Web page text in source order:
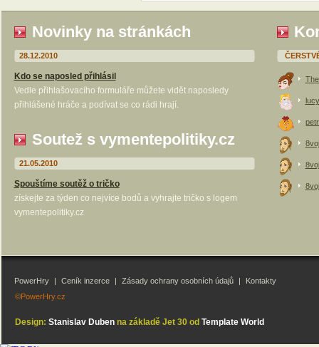
Novinky na stránkách
28.12.2010
Kdo se naposled přihlásil
Vedle přihlašovacího formuláře můžete vidět naposledy
přihlášené hráče a podívat se co rádi hrají.
Soutež s vymentepolitiky.cz
21.05.2010
Spouštíme soutěž o tričko
získejte za týden co nejvíce bodů a vyhrajte tričko s logem
vymentepolitiky.cz
PowerHry | Ceník inzerce | Zásady ochrany osobních údajů |
Kontakty
©PowerHry.cz
Design: Stanislav Dubenna základě Jet 30 od Template World